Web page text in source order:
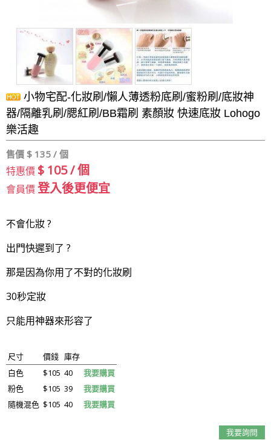
小物宅配-化妝刷/懶人薄透粉底刷/蜜粉刷/底妝神
器/隔離乳刷/腮紅刷/BB霜刷 素顏妝 快速底妝 Lohogo
樂活趣
售價 $ 135 / 個
特惠價 $ 105 / 個
會員價登入後更便宜
不會化妝 ?
出門快遲到了 ?
那是因為你用了不對的化妝刷
30秒定妝
只能用神器來形容了
尺寸 價錢 庫存
白色
$105 40
我要購買
粉色
$105 39
我要購買
隨機混色 $105 40 我要購買
我要詢問